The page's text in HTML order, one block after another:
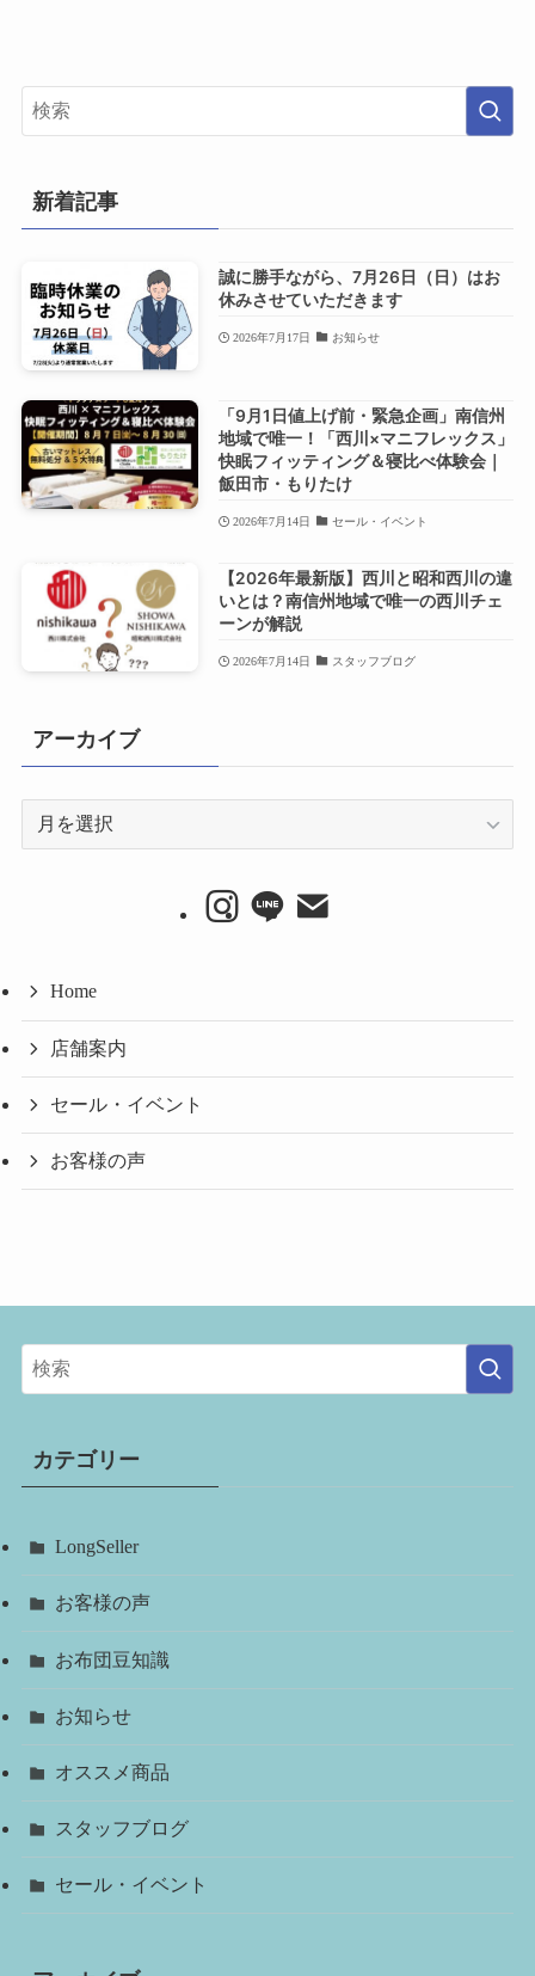
新着記事
誠に勝手ながら、7月26日（日）はお
休みさせていただきます
2026年7月17日 お知らせ
「9月1日値上げ前・緊急企画」南信州
地域で唯一！「西川×マニフレックス」
快眠フィッティング＆寝比べ体験会｜
飯田市・もりたけ
2026年7月14日 セール・イベント
【2026年最新版】西川と昭和西川の違
いとは？南信州地域で唯一の西川チェ
ーンが解説
2026年7月14日 スタッフブログ
アーカイブ
Home
店舗案内
セール・イベント
お客様の声
カテゴリー
LongSeller
お客様の声
お布団豆知識
お知らせ
オススメ商品
スタッフブログ
セール・イベント